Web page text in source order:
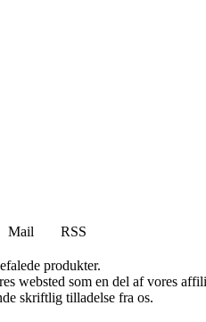
Mail
RSS
produkter.
som en del af vores
skriftlig tilladelse fra os.